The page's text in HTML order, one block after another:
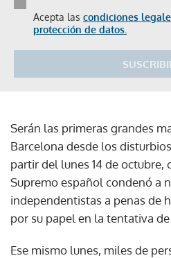
Acepta las condiciones
protección de datos.
Serán las primeras grandes
Barcelona desde los
partir del lunes 14 de octubre,
Supremo español condenó a
independentistas a penas de
por su papel en la tentativa de
Ese mismo lunes, miles de